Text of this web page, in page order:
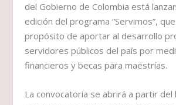
del Gobierno de Colombia está
edición del programa “Servimos”,
propósito de aportar al desarrollo
servidores públicos del país por
financieros y becas para maestrías.
La convocatoria se abrirá a partir del